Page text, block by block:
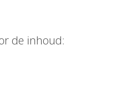
de inhoud: